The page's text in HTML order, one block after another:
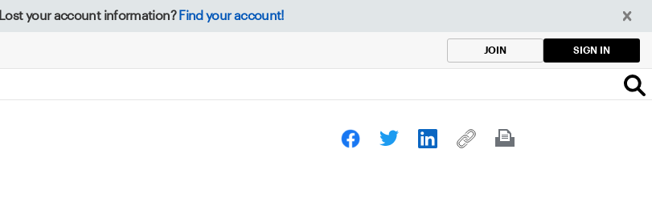
Lost your account information? Find your account!
JOIN SIGN IN